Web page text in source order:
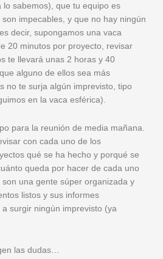
lo sabemos), que tu equipo es
impecables, y que no hay ningún
decir, supongamos una vaca
20 minutos por proyecto, revisar
te llevará unas 2 horas y 40
alguno de ellos sea más
no te surja algún imprevisto, tipo
en la vaca esférica).
para la reunión de media mañana.
con cada uno de los
qué se ha hecho y porqué se
queda por hacer de cada uno
una gente súper organizada y
listos y sus informes
surgir ningún imprevisto (ya
las dudas…